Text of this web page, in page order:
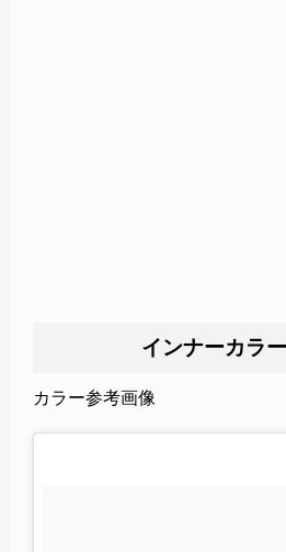
インナーカラ
カラー参考画像